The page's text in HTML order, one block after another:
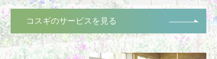
コスギのサービスを見る